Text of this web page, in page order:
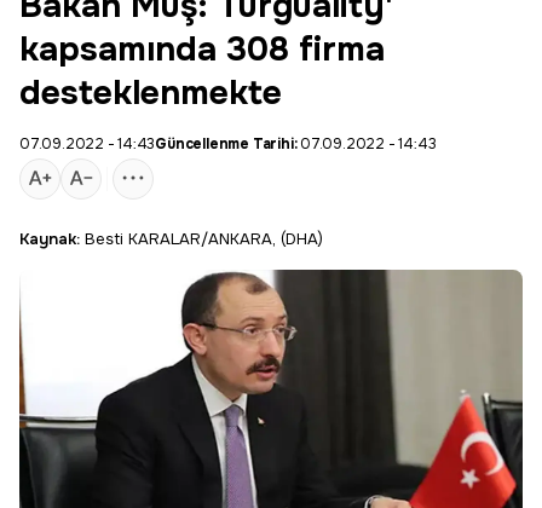
kapsamında 308 firma
desteklenmekte
07.09.2022 - 14:43Güncellenme Tarihi:07.09.2022 - 14:43
Kaynak: Besti KARALAR/ANKARA, (DHA)